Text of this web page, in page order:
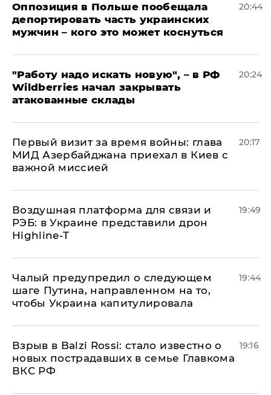
Оппозиция в Польше пообещала
депортировать часть украинских
мужчин – кого это может коснуться
20:44
"Работу надо искать новую", – в РФ
Wildberries начал закрывать
атакованные склады
20:24
Первый визит за время войны: глава
МИД Азербайджана приехал в Киев с
важной миссией
20:17
Воздушная платформа для связи и
РЭБ: в Украине представили дрон
Highline-T
19:49
Чалый предупредил о следующем
шаге Путина, направленном на то,
чтобы Украина капитулировала
19:44
Взрыв в Balzi Rossi: стало известно о
новых пострадавших в семье Главкома
ВКС РФ
19:16